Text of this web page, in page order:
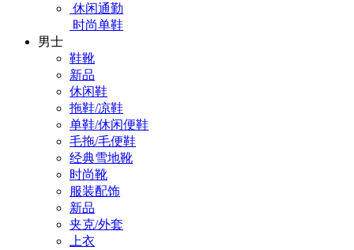
休闲通勤
时尚单鞋
男士
鞋靴
新品
休闲鞋
拖鞋/凉鞋
单鞋/休闲便鞋
毛拖/毛便鞋
经典雪地靴
时尚靴
服装配饰
新品
夹克/外套
上衣